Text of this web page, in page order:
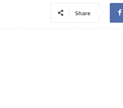
Share